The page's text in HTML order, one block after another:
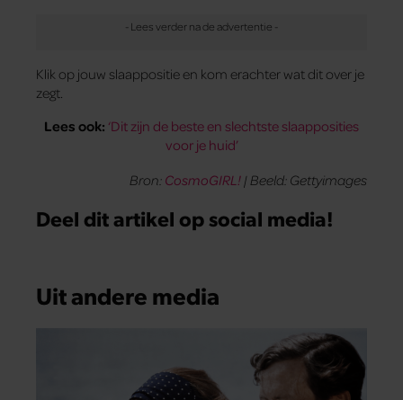
Klik op jouw slaappositie en kom erachter wat dit over je
zegt.
Lees ook: ‘Dit zijn de beste en slechtste slaapposities
voor je huid’
Bron: CosmoGIRL! | Beeld: Gettyimages
Deel dit artikel op social media!
Uit andere media